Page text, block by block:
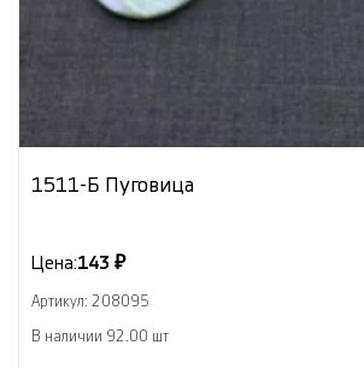
1511-Б Пуговица
Цена:143 ₽
Артикул: 208095
В наличии 92.00 шт